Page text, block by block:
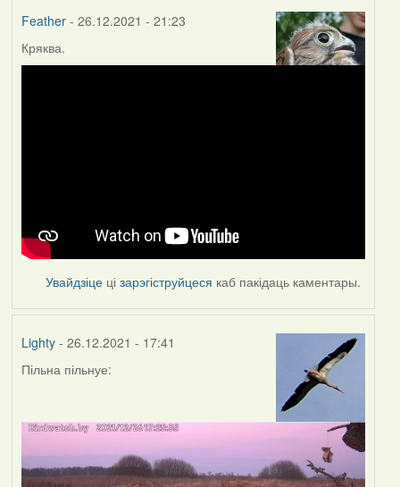
Feather- 26.12.2021 - 21:23
Кряква.
Увайдзіце цізарэгіструйцеся каб пакідаць каментары.
Lighty- 26.12.2021 - 17:41
Пільна пільнуе: